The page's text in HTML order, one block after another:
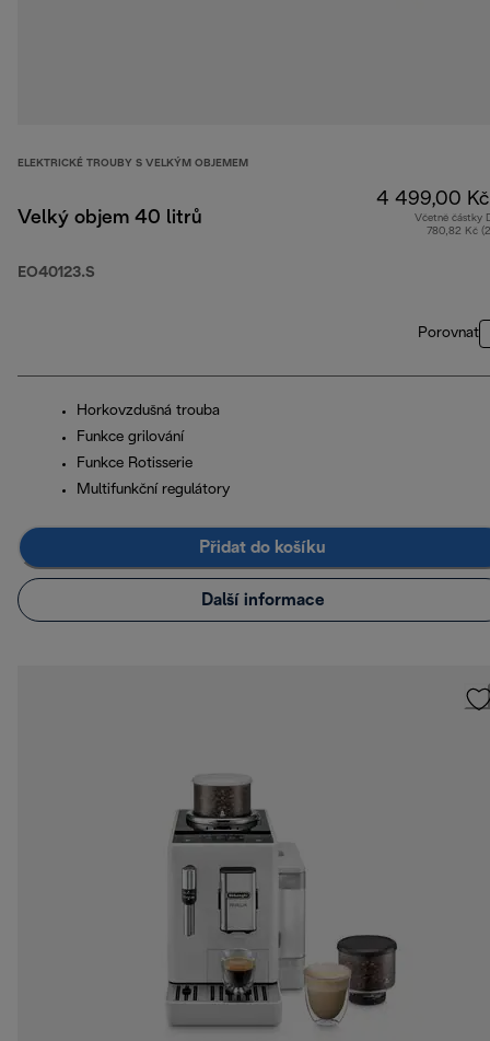
ELEKTRICKÉ TROUBY S VELKÝM OBJEMEM
Velký objem 40 litrů
EO40123.S
4 499,00 Kč
Včetně částky
780,82 Kč
Porovnat
Horkovzdušná trouba
Funkce grilování
Funkce Rotisserie
Multifunkční regulátory
Přidat do košíku
Další informace